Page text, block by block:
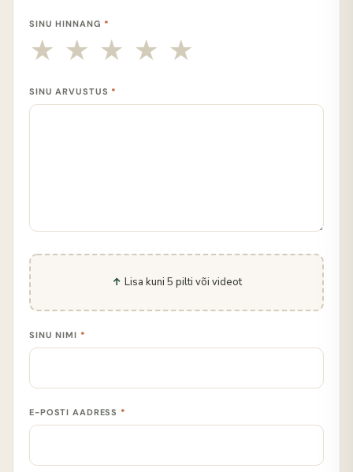
SINU HINNANG *
SINU ARVUSTUS *
Lisa kuni 5 pilti või videot
SINU NIMI *
E-POSTI AADRESS *